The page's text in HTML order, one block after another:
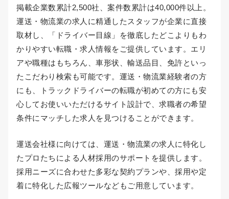
掲載企業数累計2,500社、案件数累計は40,000件以上。
運送・物流業の求人に精通したスタッフが企業に直接
取材し、「ドライバー目線」を徹底したどこよりもわ
かりやすい転職・求人情報をご提供しています。エリ
アや職種はもちろん、車形状、輸送品目、免許といっ
たこだわり検索も可能です。運送・物流業経験者の方
にも、トラックドライバーの転職が初めての方にも安
心してお使いいただけるサイト設計で、求職者の希望
条件にマッチした求人を見つけることができます。
運送会社様に向けては、運送・物流業の求人に特化し
たプロたちによる人材採用のサポートを提供します。
採用ニーズに合わせた多彩な契約プランや、採用や定
着に特化した広報ツールなどもご用意しています。